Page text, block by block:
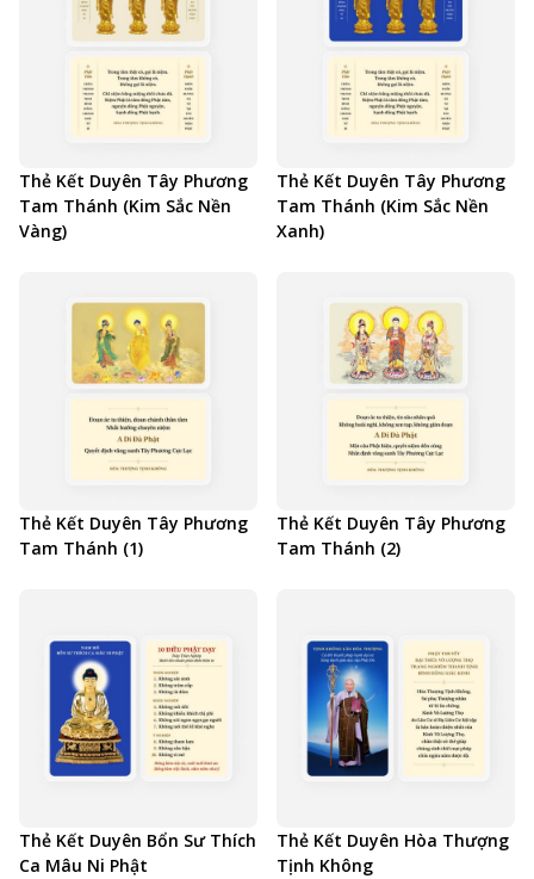
Thẻ Kết Duyên Tây Phương
Tam Thánh (Kim Sắc Nền
Vàng)
Thẻ Kết Duyên Tây Phương
Tam Thánh (Kim Sắc Nền
Xanh)
Thẻ Kết Duyên Tây Phương
Tam Thánh (1)
Thẻ Kết Duyên Tây Phương
Tam Thánh (2)
Thẻ Kết Duyên Bổn Sư Thích
Ca Mâu Ni Phật
Thẻ Kết Duyên Hòa Thượng
Tịnh Không